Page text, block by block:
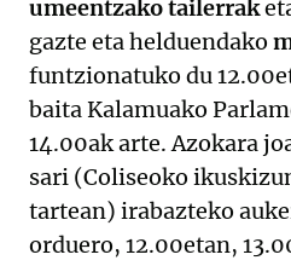
umeentzako tailerrak
gazte eta helduendako
funtzionatuko du
baita Kalamuako
14.00ak arte. Azokara
sari (Coliseoko
tartean) irabazteko
orduero, 12.00etan,